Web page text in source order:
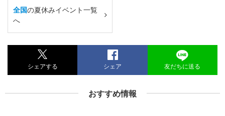
全国の夏休みイベント一覧
へ
シェアする シェア 友だちに送る
おすすめ情報